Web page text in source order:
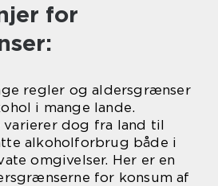
for
regler og aldersgrænser
i mange lande.
dog fra land til
alkoholforbrug både i
omgivelser. Her er en
for konsum af